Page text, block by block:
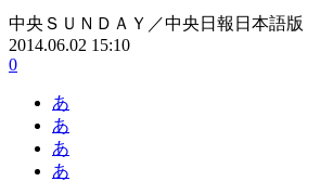
中央ＳＵＮＤＡＹ／中央日報日本語版
2014.06.02 15:10
0
あ
あ
あ
あ